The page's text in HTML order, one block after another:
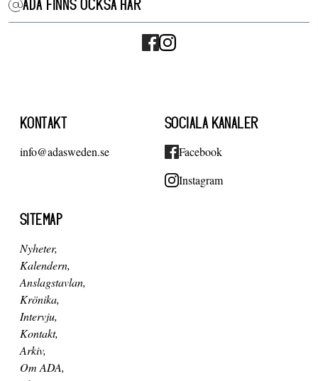
ADA FINNS OCKSÅ HÄR
KONTAKT
info@adasweden.se
SOCIALA KANALER
Facebook
Instagram
SITEMAP
Nyheter
Kalendern
Anslagstavlan
Krönika
Intervju
Kontakt
Arkiv
Om ADA